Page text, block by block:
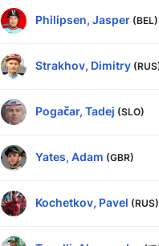
Philipsen, Jasper (BEL)
Strakhov, Dimitry
Pogačar, Tadej (SLO)
Yates, Adam (GBR)
Kochetkov, Pavel (RUS)